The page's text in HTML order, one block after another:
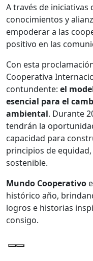
A través de
conocimientos y
empoderar a las
positivo en las
Con esta
Cooperativa
contundente: el
esencial para el
ambiental. Durante
tendrán la
capacidad para
principios de
sostenible.
Mundo Cooperativo
histórico año,
logros e historias
consigo.